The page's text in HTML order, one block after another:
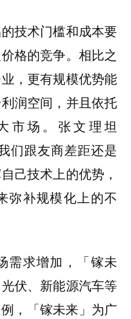
技术门槛和成本要
格的竞争。相比之
，更有规模优势能
润空间，并且依托
市场。张文理坦
们跟友商差距还是
己技术上的优势，
弥补规模化上的不
需求增加，「镓未
伏、新能源汽车等
，「镓未来」为广